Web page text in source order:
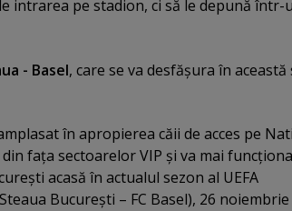
intrarea pe stadion, ci să le depună într-
- Basel, care se va desfăşura în această
în apropierea căii de acces pe
faţa sectoarelor VIP şi va mai
acasă în actualul sezon al UEFA
Bucureşti – FC Basel), 26 noiembrie